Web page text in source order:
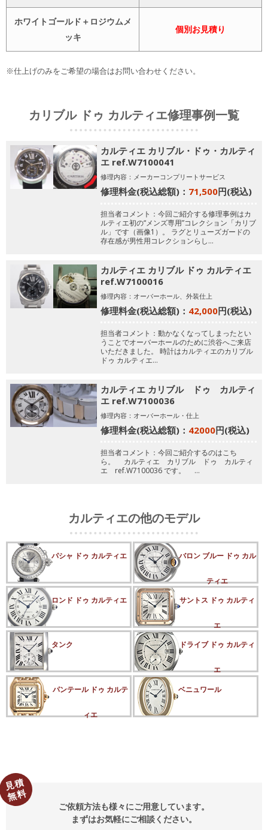
ホワイトゴールド＋ロジウムメ
ッキ
個別お見積り
※仕上げのみをご希望の場合はお問い合わせください。
カリブル ドゥ カルティエ修理事例一覧
カルティエ カリブル・ドゥ・カルティ
エ ref.W7100041
修理内容：メーカーコンプリートサービス
修理料金(税込総額)： 71,500円(税込)
担当者コメント：今回ご紹介する修理事例はカ
ルティエ初の“メンズ専用”コレクション「カリブ
ル」です（画像1）。
ラグとリューズガードの
存在感が男性用コレクションらし…
カルティエ カリブル ドゥ カルティエ
ref.W7100016
修理内容：オーバーホール、外装仕上
修理料金(税込総額)： 42,000円(税込)
担当者コメント：動かなくなってしまったとい
うことでオーバーホールのために渋谷へご来店
いただきました。
時計はカルティエのカリブル
ドゥ カルティエ…
カルティエ カリブル ドゥ カルティ
エ ref.W7100036
修理内容：オーバーホール・仕上
修理料金(税込総額)： 42000円(税込)
担当者コメント：今回ご紹介するのはこち
ら。
カルティエ カリブル ドゥ カルティ
エ ref.W7100036です。 …
カルティエの他のモデル
パシャ ドゥ カルティエ バロン ブルー ドゥ カル
ティエ
ロンド ドゥ カルティエ
サントス ドゥ カルティ
エ
タンク
ドライブ ドゥ カルティ
エ
パンテール ドゥ カルテ
ィエ
ベニュワール
ご依頼方法も様々にご用意しています。
まずはお気軽にご相談ください。
見積
無料